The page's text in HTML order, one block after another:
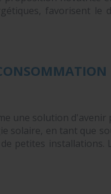
favorisent le
une solution
solaire, en tant que
petites installations.